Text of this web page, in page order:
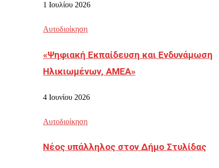
1 Ιουλίου 2026
Αυτοδιοίκηση
«Ψηφιακή Εκπαίδευση και Ενδυνάμωση
Ηλικιωμένων, ΑΜΕΑ»
4 Ιουνίου 2026
Αυτοδιοίκηση
Νέος υπάλληλος στον Δήμο Στυλίδας